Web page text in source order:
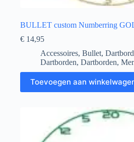
BULLET custom Numberring
€ 14,95
Accessoires, Bullet,
Dartborden, Dartborden,
Toevoegen aan